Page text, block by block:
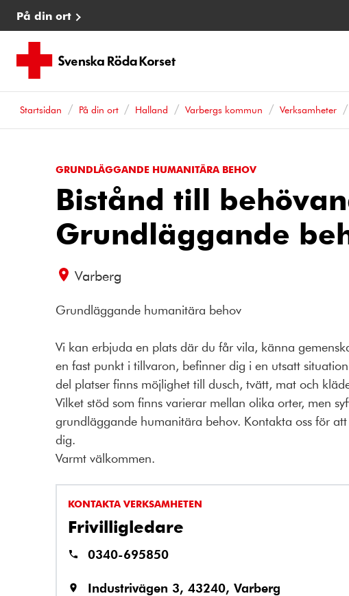
På din ort
Startsidan På din ort Halland Varbergs kommun Verksamheter
GRUNDLÄGGANDE HUMANITÄRA BEHOV
Bistånd till
Grundläggande
Varberg
Grundläggande humanitära behov
Vi kan erbjuda en plats där du får vila, känna
en fast punkt i tillvaron, befinner dig i en utsatt
del platser finns möjlighet till dusch, tvätt, mat och
Vilket stöd som finns varierar mellan olika orter, men
grundläggande humanitära behov. Kontakta oss för
dig.
Varmt välkommen.
KONTAKTA VERKSAMHETEN
Frivilligledare
0340-695850
Industrivägen 3, 43240, Varberg